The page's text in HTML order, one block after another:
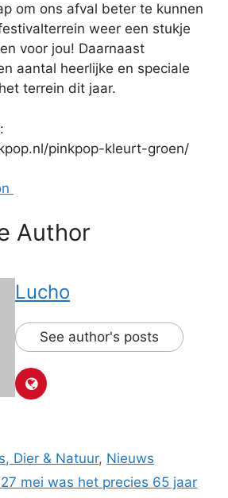
om ons afval beter te kunnen
weer een stukje
voor jou! Daarnaast
aantal heerlijke en speciale
terrein dit jaar.
pinkpop-kleurt-groen/
Author
Lucho
See author's posts
Dier & Natuur, Nieuws
mei was het precies 65 jaar